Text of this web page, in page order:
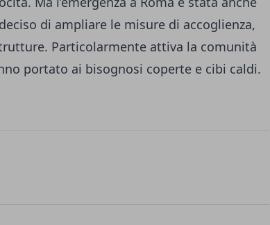
di ampliare le misure di accoglienza,
Particolarmente attiva la comunità
portato ai bisognosi coperte e cibi caldi.